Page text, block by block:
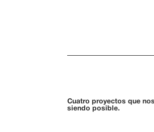
Cuatro proyectos que
siendo posible.